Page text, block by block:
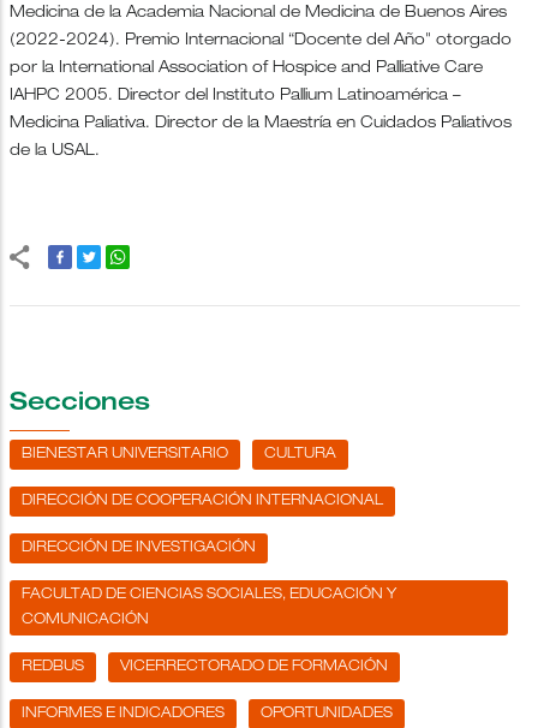
Medicina de la Academia Nacional de Medicina de Buenos Aires
(2022-2024). Premio Internacional “Docente del Año" otorgado
por la International Association of Hospice and Palliative Care
IAHPC 2005. Director del Instituto Pallium Latinoamérica –
Medicina Paliativa. Director de la Maestría en Cuidados Paliativos
de la USAL.
Secciones
BIENESTAR UNIVERSITARIO CULTURA
DIRECCIÓN DE COOPERACIÓN INTERNACIONAL
DIRECCIÓN DE INVESTIGACIÓN
FACULTAD DE CIENCIAS SOCIALES, EDUCACIÓN Y
COMUNICACIÓN
REDBUS VICERRECTORADO DE FORMACIÓN
INFORMES E INDICADORES OPORTUNIDADES